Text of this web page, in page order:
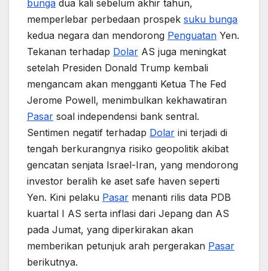
bunga dua kali sebelum akhir tahun,
memperlebar perbedaan prospek suku bunga
kedua negara dan mendorong Penguatan Yen.
Tekanan terhadap Dolar AS juga meningkat
setelah Presiden Donald Trump kembali
mengancam akan mengganti Ketua The Fed
Jerome Powell, menimbulkan kekhawatiran
Pasar soal independensi bank sentral.
Sentimen negatif terhadap Dolar ini terjadi di
tengah berkurangnya risiko geopolitik akibat
gencatan senjata Israel-Iran, yang mendorong
investor beralih ke aset safe haven seperti
Yen. Kini pelaku Pasar menanti rilis data PDB
kuartal I AS serta inflasi dari Jepang dan AS
pada Jumat, yang diperkirakan akan
memberikan petunjuk arah pergerakan Pasar
berikutnya.